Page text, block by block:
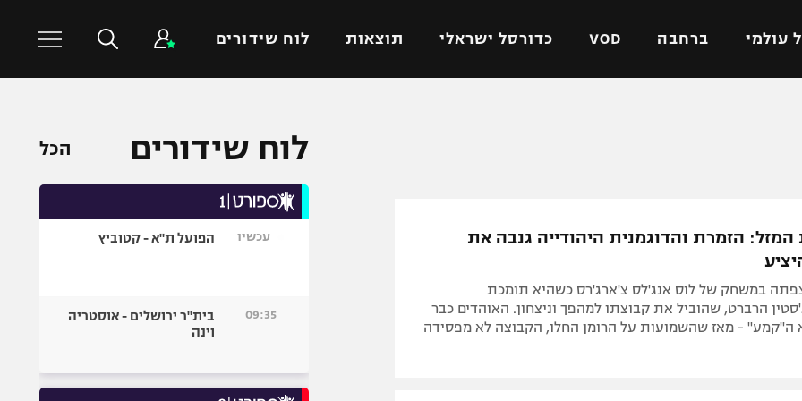
עולמי ברחבה VOD כדורסל ישראלי תוצאות לוח שידורים
ליגה איטלקית
ליגה צרפתית
הפועל ירושלים
דני אבדיה
כדורסל עולמי
כדורעף
ספורט אולימפי
היאבקות WWE
הזמרת והדוגמנית היהודייה גנבה את
במשחק של לוס אנג'לס צ'ארג'רס כשהיא תומכת
הרברט, שהוביל את קבוצתו למהפך וניצחון. האוהדים כבר
ה"קמע" - מאז שהשמועות על הרומן החלו, הקבוצה לא מפסידה
לוח שידורים הכל
עכשיו הפועל ת"א - קטוביץ
09:35
בית"ר ירושלים - אוסטריה
וינה